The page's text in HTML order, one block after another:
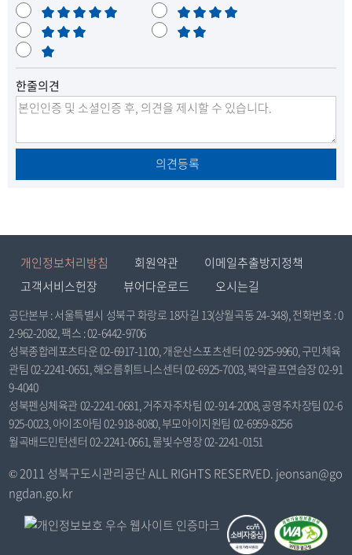
매
우
만
족
만
족
보
통
불
매
우
불
만
한줄의견
의견등록
개인정보처리방침 회원약관
이메일추출방지정책
고객서비스헌장
뷰어다운로드 오시는길
공단본부 : 서울특별시 성북구 화랑로 18자길 13(상월곡동 24-348), 전화번호 : 0
2-962-2082, 팩스 : 02-6442-9706
성북종합레포츠타운 02-6917-1100, 개운산스포츠센터 02-925-9960, 구민체육
관팀 02-2241-0651, 해오름휘트니스센터 02-6925-7003, 북악골프연습장 02-91
9-4040
성북펜싱체육관 02-2241-0681, 거주자주차팀 02-914-2008, 공영주차장팀 02-6
925-0023, 아이조아팀 02-918-8080, 부모아이지원팀 02-6959-8256
월곡배드민턴센터 02-2241-0661, 물빛수영장 02-2241-0151
© 2011 성북구도시관리공단 ALL RIGHTS RESERVED. jeonsan@go
ngdan.go.kr